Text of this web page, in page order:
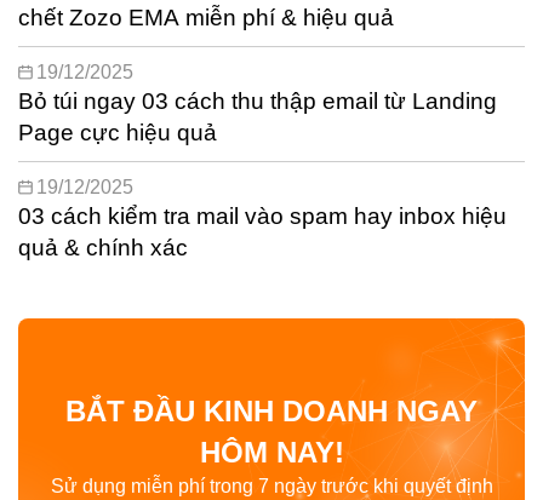
chết Zozo EMA miễn phí & hiệu quả
19/12/2025
Bỏ túi ngay 03 cách thu thập email từ Landing
Page cực hiệu quả
19/12/2025
03 cách kiểm tra mail vào spam hay inbox hiệu
quả & chính xác
BẮT ĐẦU KINH DOANH NGAY
HÔM NAY!
Sử dụng miễn phí trong 7 ngày trước khi quyết định